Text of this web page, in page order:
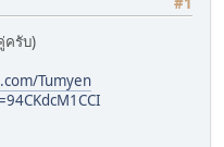
ครับ)
Tumyen